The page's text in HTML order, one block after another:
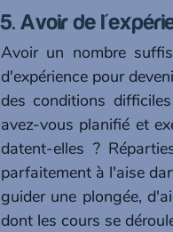
5. Avoir de
Avoir un nombre
d'expérience pour
des conditions
avez-vous planifié et
datent-elles ?
parfaitement à l'aise
guider une plongée,
dont les cours se